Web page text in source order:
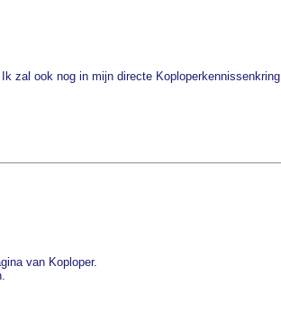
zal ook nog in mijn directe
van Koploper.